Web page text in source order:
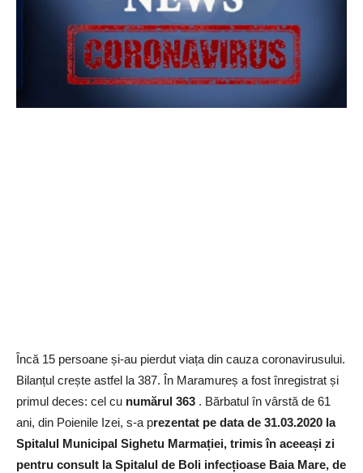
Încă 15 persoane și-au pierdut viața din cauza coronavirusului.
Bilanțul crește astfel la 387. În Maramureș a fost înregistrat și
primul deces: cel cu numărul 363 . Bărbatul în vârstă de 61
ani, din Poienile Izei, s-a prezentat pe data de 31.03.2020 la
Spitalul Municipal Sighetu Marmației, trimis în aceeași zi
pentru consult la Spitalul de Boli infecțioase Baia Mare, de